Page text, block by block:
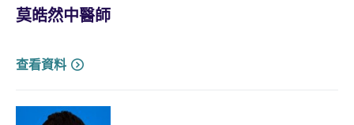
莫皓然中醫師
查看資料